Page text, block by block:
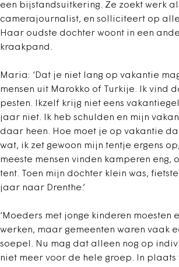
een bijstandsuitkering. Ze zoekt werk
camerajournalist, en solliciteert op
Haar oudste dochter woont in een
kraakpand.
Maria: ‘Dat je niet lang op vakantie
mensen uit Marokko of Turkije. Ik vind
pesten. Ikzelf krijg niet eens
jaar niet. Ik heb schulden en mijn
daar heen. Hoe moet je op vakantie
wat, ik zet gewoon mijn tentje ergens
meeste mensen vinden kamperen eng,
tent. Toen mijn dochter klein was,
jaar naar Drenthe.’
‘Moeders met jonge kinderen moesten
werken, maar gemeenten waren vaak
soepel. Nu mag dat alleen nog op
niet meer voor de hele groep. In plaats